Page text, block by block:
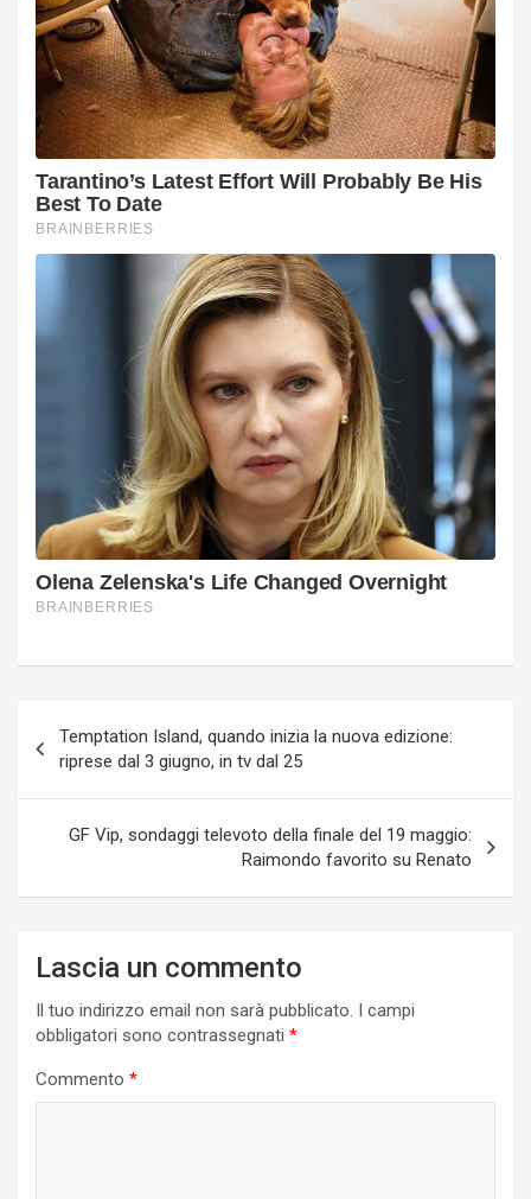
articoli
Temptation Island, quando inizia la nuova edizione:
riprese dal 3 giugno, in tv dal 25
GF Vip, sondaggi televoto della finale del 19 maggio:
Raimondo favorito su Renato
Lascia un commento
Il tuo indirizzo email non sarà pubblicato.
I campi
obbligatori sono contrassegnati *
Commento *